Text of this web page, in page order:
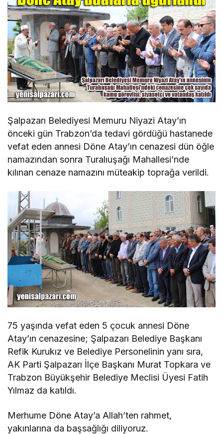
Şalpazarı Belediyesi Memuru Niyazi Atay’ın
önceki gün Trabzon’da tedavi gördüğü hastanede
vefat eden annesi Döne Atay’ın cenazesi dün öğle
namazından sonra Turalıuşağı Mahallesi’nde
kılınan cenaze namazını müteakip toprağa verildi.
75 yaşında vefat eden 5 çocuk annesi Döne
Atay’ın cenazesine; Şalpazarı Belediye Başkanı
Refik Kurukız ve Belediye Personelinin yanı sıra,
AK Parti Şalpazarı İlçe Başkanı Murat Topkara ve
Trabzon Büyükşehir Belediye Meclisi Üyesi Fatih
Yılmaz da katıldı.
Merhume Döne Atay’a Allah’ten rahmet,
yakınlarına da başsağlığı diliyoruz.